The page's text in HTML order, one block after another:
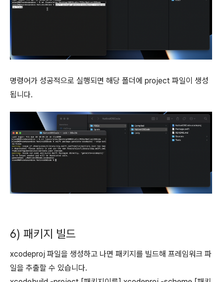
명령어가 성공적으로 실행되면 해당 폴더에 project 파일이 생성
됩니다.
6) 패키지 빌드
xcodeproj 파일을 생성하고 나면 패키지를 빌드해 프레임워크 파
일을 추출할 수 있습니다.